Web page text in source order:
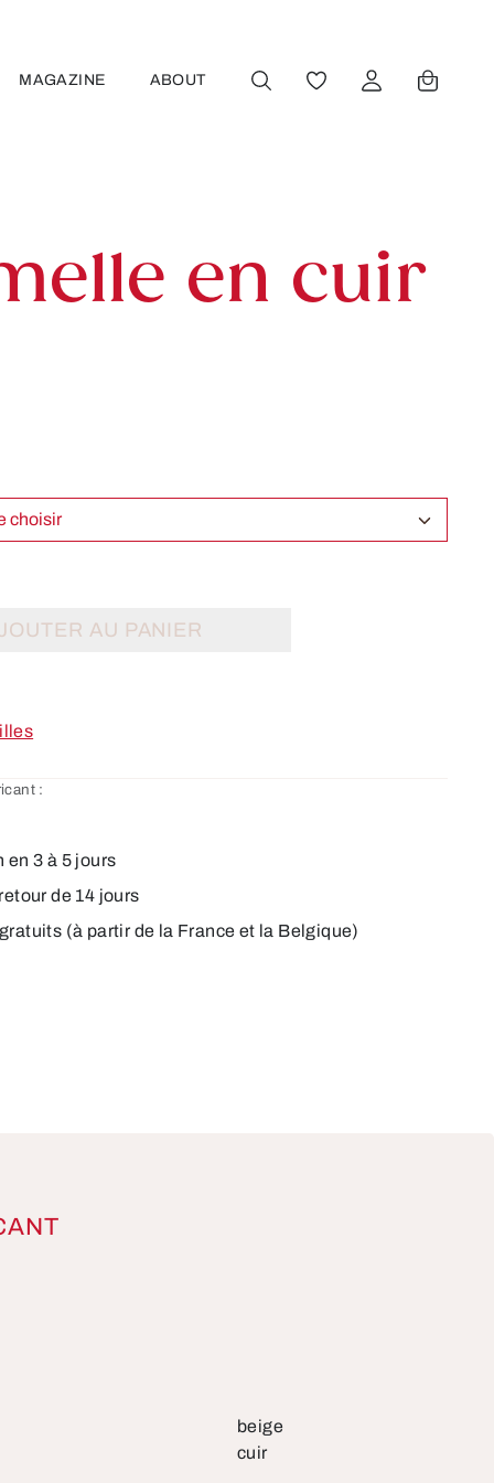
MAGAZINE ABOUT VOUS AVEZ 0
en cuir
Select Taille choisir
AU PANIER
:
en 3 à 5 jours
de 14 jours
(à partir de la France et la Belgique)
beige
cuir